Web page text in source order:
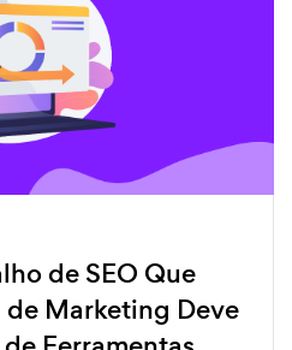
de SEO Que
Marketing Deve